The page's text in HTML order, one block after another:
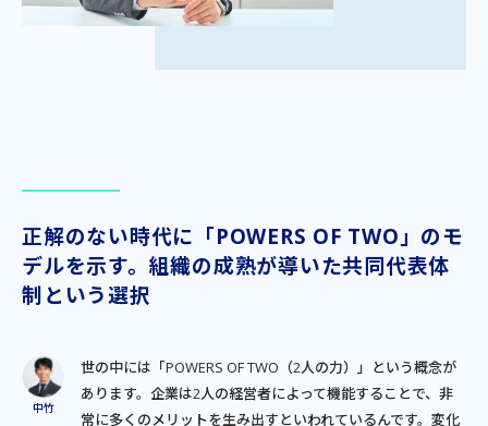
正解のない時代に「POWERS OF TWO」のモ
デルを示す。組織の成熟が導いた共同代表体
制という選択
世の中には「POWERS OF TWO（2人の力）」という概念が
あります。企業は2人の経営者によって機能することで、非
常に多くのメリットを生み出すといわれているんです。変化